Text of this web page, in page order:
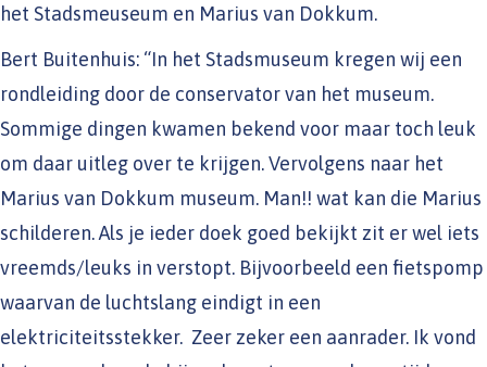
het Stadsmeuseum en Marius van Dokkum.
Bert Buitenhuis: “In het Stadsmuseum kregen wij een
rondleiding door de conservator van het museum.
Sommige dingen kwamen bekend voor maar toch leuk
om daar uitleg over te krijgen. Vervolgens naar het
Marius van Dokkum museum. Man!! wat kan die Marius
schilderen. Als je ieder doek goed bekijkt zit er wel iets
vreemds/leuks in verstopt. Bijvoorbeeld een fietspomp
waarvan de luchtslang eindigt in een
elektriciteitsstekker. Zeer zeker een aanrader. Ik vond